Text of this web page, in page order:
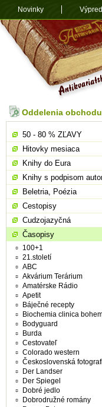
Oddelenia obchodu
50 - 80 % ZĽAVY
Hitovky mesiaca
Knihy do Eura
Knihy s podpisom
Beletria, Poézia
Cestopisy
Cudzojazyčná
Časopisy
100+1
21.století
ABC
Akvárium Terárium
Amatérske Rádio
Apetit
Báječné recepty
Biochemia clinica
Bodyguard
Burda
Cestovateľ
Colorado western
Československá
Der Landser
Der Spiegel
Dobré jedlo
Dobrodružné romány
Novinky